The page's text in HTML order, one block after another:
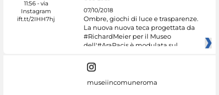
07/10/2018
Ombre, giochi di luce e trasparenze.
La nuova nuova teca progettata da
#RichardMeier per il Museo
dell'#AraPacis è modulata sul
museiincomuneroma